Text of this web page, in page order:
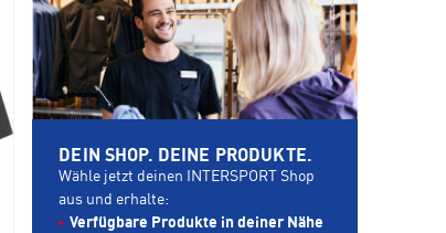
DEIN SHOP. DEINE PRODUKTE.
Wähle jetzt deinen INTERSPORT Shop
aus und erhalte:
Verfügbare Produkte in deiner Nähe